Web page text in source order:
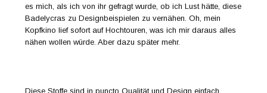
es mich, als ich von ihr gefragt wurde, ob ich Lust hätte, diese
Badelycras zu Designbeispielen zu vernähen. Oh, mein
Kopfkino lief sofort auf Hochtouren, was ich mir daraus alles
nähen wollen würde. Aber dazu später mehr.
Diese Stoffe sind in puncto Qualität und Design einfach